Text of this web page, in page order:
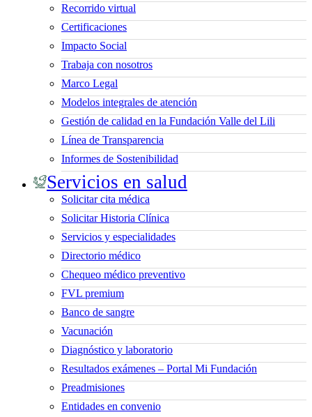
Recorrido virtual
Certificaciones
Impacto Social
Trabaja con nosotros
Marco Legal
Modelos integrales de atención
Gestión de calidad en la Fundación Valle del Lili
Línea de Transparencia
Informes de Sostenibilidad
Servicios en salud
Solicitar cita médica
Solicitar Historia Clínica
Servicios y especialidades
Directorio médico
Chequeo médico preventivo
FVL premium
Banco de sangre
Vacunación
Diagnóstico y laboratorio
Resultados exámenes – Portal Mi Fundación
Preadmisiones
Entidades en convenio